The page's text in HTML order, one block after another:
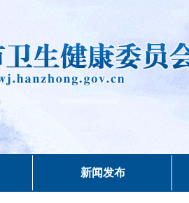
新闻发布